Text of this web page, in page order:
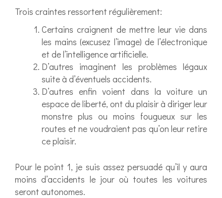
Trois craintes ressortent régulièrement:
Certains craignent de mettre leur vie dans
les mains (excusez l’image) de l’électronique
et de l’intelligence artificielle.
D’autres imaginent les problèmes légaux
suite à d’éventuels accidents.
D’autres enfin voient dans la voiture un
espace de liberté, ont du plaisir à diriger leur
monstre plus ou moins fougueux sur les
routes et ne voudraient pas qu’on leur retire
ce plaisir.
Pour le point 1, je suis assez persuadé qu’il y aura
moins d’accidents le jour où toutes les voitures
seront autonomes.